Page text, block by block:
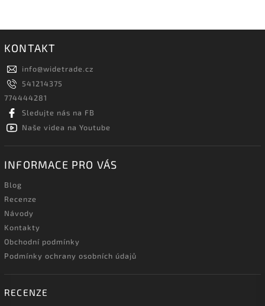
KONTAKT
info@widetrade.cz
541214375
774444281
Sledujte nás na FB
Naše videa na Youtube
INFORMACE PRO VÁS
Blog
Recenze
Návody
Kontakty
Obchodní podmínky
Podmínky ochrany osobních údajů
RECENZE